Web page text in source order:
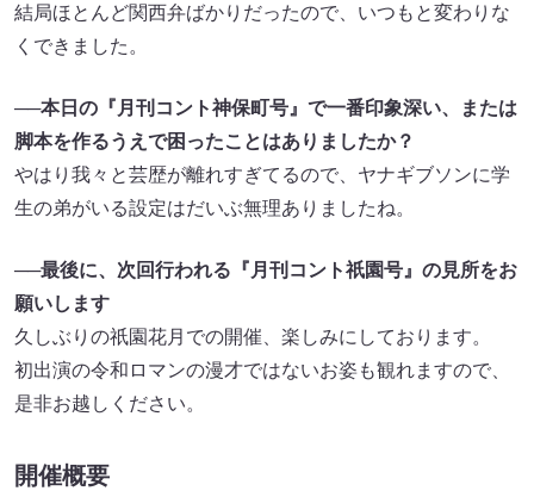
結局ほとんど関西弁ばかりだったので、いつもと変わりな
くできました。
──本日の『月刊コント神保町号』で一番印象深い、または
脚本を作るうえで困ったことはありましたか？
やはり我々と芸歴が離れすぎてるので、ヤナギブソンに学
生の弟がいる設定はだいぶ無理ありましたね。
──最後に、次回行われる『月刊コント祇園号』の見所をお
願いします
久しぶりの祇園花月での開催、楽しみにしております。
初出演の令和ロマンの漫才ではないお姿も観れますので、
是非お越しください。
開催概要